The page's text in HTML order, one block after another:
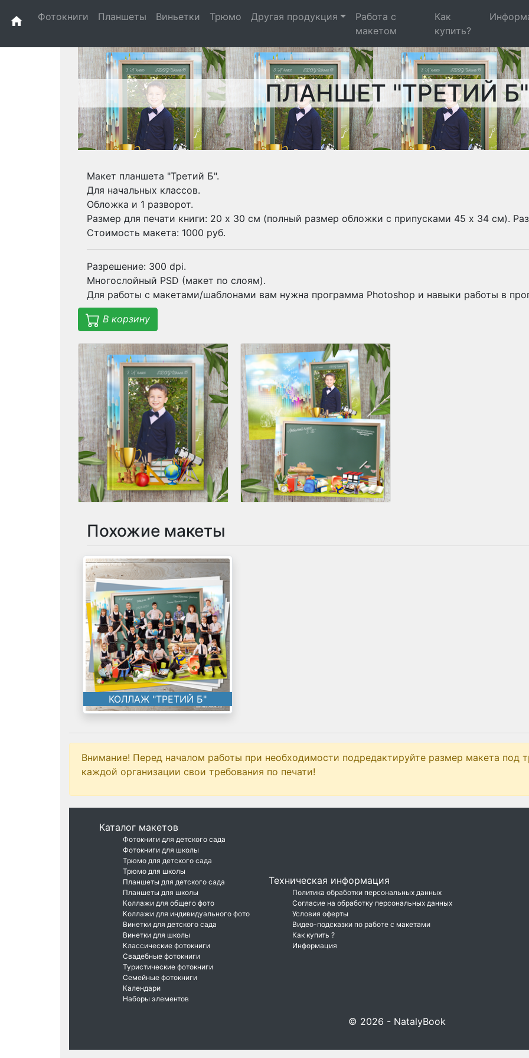
home Фотокниги Планшеты Виньетки Трюмо Другая продукция
Работа с
макетом
Как
купить?
ПЛАНШЕТ "ТРЕТИЙ Б"
Макет планшета "Третий Б".
Для начальных классов.
Обложка и 1 разворот.
Размер для печати книги: 20 х 30 см (полный размер обложки с припусками 45 х 34 см).
Стоимость макета: 1000 руб.
Разрешение: 300 dpi.
Многослойный PSD (макет по слоям).
Для работы с макетами/шаблонами вам нужна программа Photoshop и навыки работы в
В корзину
Похожие макеты
КОЛЛАЖ "ТРЕТИЙ Б"
Внимание! Перед началом работы при необходимости подредактируйте размер макета под
каждой организации свои требования по печати!
Каталог макетов
Фотокниги для детского сада
Фотокниги для школы
Трюмо для детского сада
Трюмо для школы
Планшеты для детского сада
Планшеты для школы
Коллажи для общего фото
Коллажи для индивидуального фото
Винетки для детского сада
Винетки для школы
Классические фотокниги
Свадебные фотокниги
Туристические фотокниги
Семейные фотокниги
Календари
Наборы элементов
Техническая информация
Политика обработки персональных данных
Согласие на обработку персональных данных
Условия оферты
Видео-подсказки по работе с макетами
Как купить ?
Информация
© 2026 - NatalyBook